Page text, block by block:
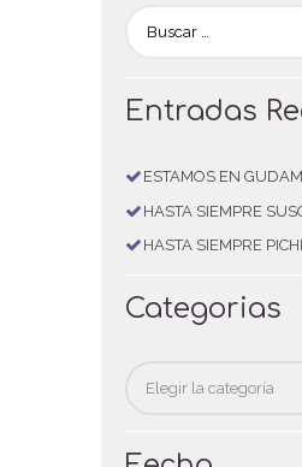
Entradas
ESTAMOS EN
HASTA SIEMPRE
HASTA SIEMPRE PICHI
Categorias